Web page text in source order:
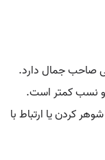
صاحب جمال دارد.
و نسب کمتر است.
کردن یا ارتباط با